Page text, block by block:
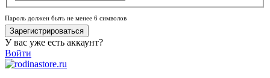
Пароль должен быть не менее 6 символов
Зарегистрироваться
У вас уже есть аккаунт?
Войти